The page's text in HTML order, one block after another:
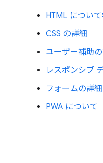
HTML につい
CSS の詳細
ユーザー補助
レスポンシブ
フォームの詳細
PWA について